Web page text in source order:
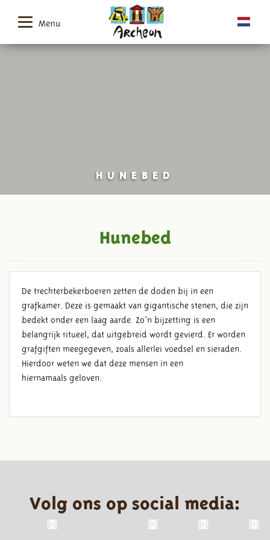
Menu
HUNEBED
Hunebed
De trechterbekerboeren zetten de doden bij in een
grafkamer. Deze is gemaakt van gigantische stenen, die zijn
bedekt onder een laag aarde. Zo’n bijzetting is een
belangrijk ritueel, dat uitgebreid wordt gevierd. Er worden
grafgiften meegegeven, zoals allerlei voedsel en sieraden.
Hierdoor weten we dat deze mensen in een
hiernamaals geloven.
Volg ons op social media: